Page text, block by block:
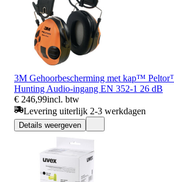
3M Gehoorbescherming met kap™
Hunting Audio-ingang EN 352-1 26 dB
€ 246,99incl. btw
Levering uiterlijk 2-3 werkdagen
Details weergeven